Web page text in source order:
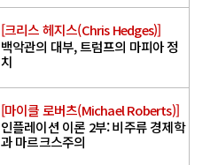
[크리스 헤지스(Chris Hedges)]
백악관의 대부, 트럼프의 마피아 정
치
[마이클 로버츠(Michael Roberts)]
인플레이션 이론 2부: 비주류 경제학
과 마르크스주의